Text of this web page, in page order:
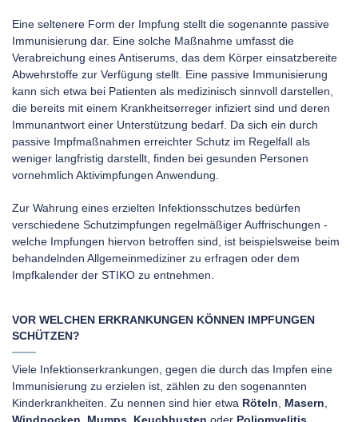
Eine seltenere Form der Impfung stellt die sogenannte passive
Immunisierung dar. Eine solche Maßnahme umfasst die
Verabreichung eines Antiserums, das dem Körper einsatzbereite
Abwehrstoffe zur Verfügung stellt. Eine passive Immunisierung
kann sich etwa bei Patienten als medizinisch sinnvoll darstellen,
die bereits mit einem Krankheitserreger infiziert sind und deren
Immunantwort einer Unterstützung bedarf. Da sich ein durch
passive Impfmaßnahmen erreichter Schutz im Regelfall als
weniger langfristig darstellt, finden bei gesunden Personen
vornehmlich Aktivimpfungen Anwendung.
Zur Wahrung eines erzielten Infektionsschutzes bedürfen
verschiedene Schutzimpfungen regelmäßiger Auffrischungen -
welche Impfungen hiervon betroffen sind, ist beispielsweise beim
behandelnden Allgemeinmediziner zu erfragen oder dem
Impfkalender der STIKO zu entnehmen.
VOR WELCHEN ERKRANKUNGEN KÖNNEN IMPFUNGEN
SCHÜTZEN?
Viele Infektionserkrankungen, gegen die durch das Impfen eine
Immunisierung zu erzielen ist, zählen zu den sogenannten
Kinderkrankheiten. Zu nennen sind hier etwa Röteln Masern